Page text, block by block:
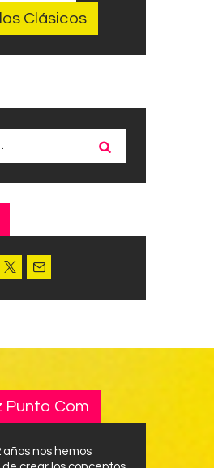
Clásicos
Punto Com
años nos hemos